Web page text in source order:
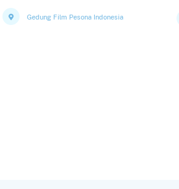
Gedung Film Pesona Indonesia